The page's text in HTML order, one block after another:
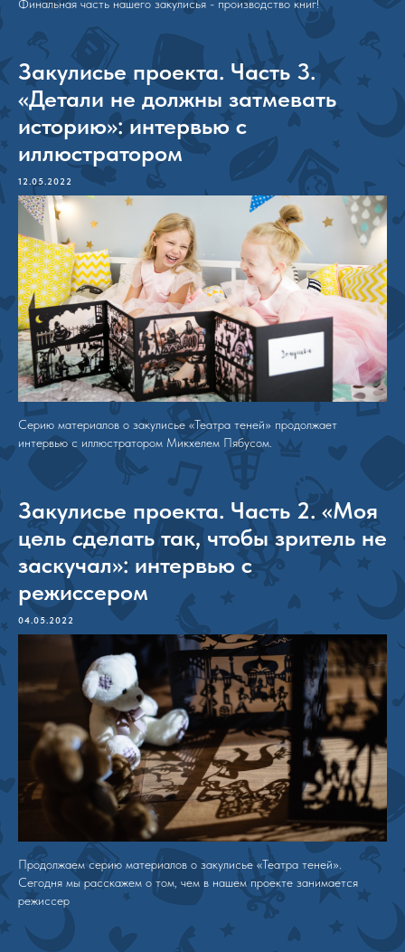
Финальная часть нашего закулисья - производство книг!
Закулисье проекта. Часть 3.
«Детали не должны затмевать
историю»: интервью с
иллюстратором
12.05.2022
Серию материалов о закулисье «Театра теней» продолжает
интервью с иллюстратором Микхелем Пябусом.
Закулисье проекта. Часть 2. «Моя
цель сделать так, чтобы зритель не
заскучал»: интервью с
режиссером
04.05.2022
Продолжаем серию материалов о закулисье «Театра теней».
Сегодня мы расскажем о том, чем в нашем проекте занимается
режиссер